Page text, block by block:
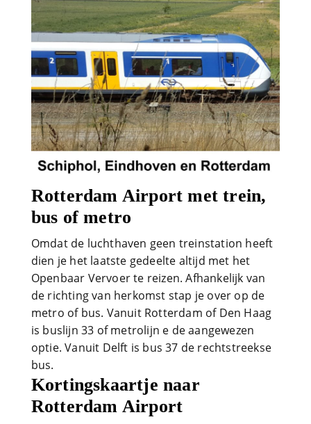
Rotterdam Airport met trein,
bus of metro
Omdat de luchthaven geen treinstation heeft
dien je het laatste gedeelte altijd met het
Openbaar Vervoer te reizen. Afhankelijk van
de richting van herkomst stap je over op de
metro of bus. Vanuit Rotterdam of Den Haag
is buslijn 33 of metrolijn e de aangewezen
optie. Vanuit Delft is bus 37 de rechtstreekse
bus.
Kortingskaartje naar
Rotterdam Airport